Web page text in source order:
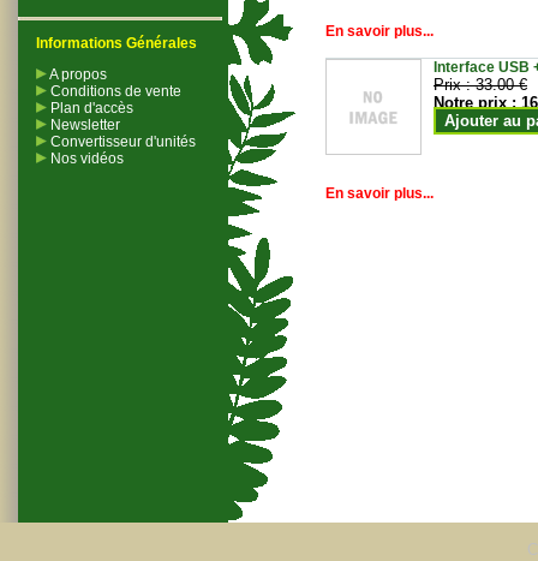
Informations Générales
A propos
Conditions de vente
Plan d'accès
Newsletter
Convertisseur d'unités
Nos vidéos
En savoir plus...
Interface USB
Prix :33.00 €
Notre prix :
Ajouter au
En savoir plus...